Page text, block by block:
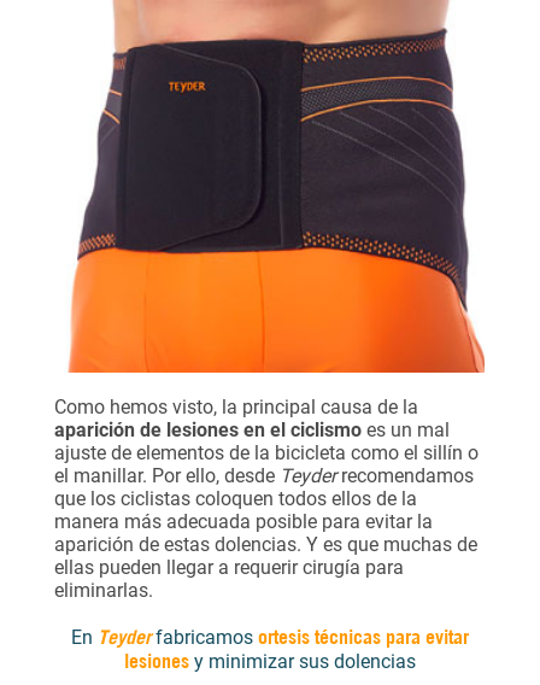
Como hemos visto, la principal causa de la
aparición de lesiones en el ciclismo es un mal
ajuste de elementos de la bicicleta como el sillín o
el manillar. Por ello, desde Teyderrecomendamos
que los ciclistas coloquen todos ellos de la
manera más adecuada posible para evitar la
aparición de estas dolencias. Y es que muchas de
ellas pueden llegar a requerir cirugía para
eliminarlas.
En Teyderfabricamos ortesis técnicas para evitar
lesionesy minimizar sus dolencias